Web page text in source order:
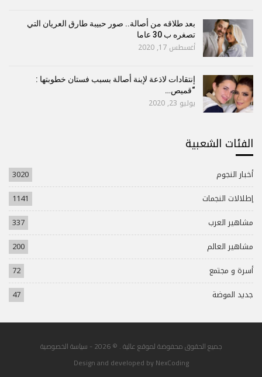
بعد طلاقه من أصالة.. صور حبيبة طارق العريان التي
تصغره ب 30 عاما
أغسطس 17, 2020
إنتقادات لاذعة لإبنة أصالة بسبب فستان خطوبتها :
“قميص…
يوليو 23, 2020
الفئات الشعبية
أخبار النجوم
3020
إطلالات النجمات
1141
مشاهير العرب
337
مشاهير العالم
200
أسرة و مجتمع
72
جديد الموضة
47
جميع الحقوق محفوضة لموقع عالية . © 2026 -
سياسة الخصوصية
Design and developed byNexCoding